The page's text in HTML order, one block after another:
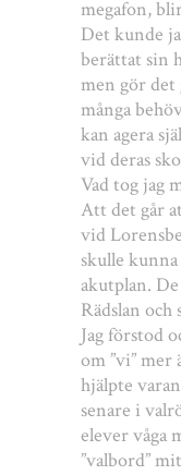
megafon,
Det kunde
berättat sin
men gör det
många
kan agera
vid deras
Vad tog jag
Att det går
vid
skulle
akutplan.
Rädslan
Jag förstod
om ”vi” mer
hjälpte
senare i
elever våga
”valbord”